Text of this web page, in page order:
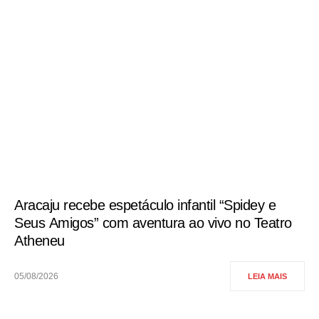
Aracaju recebe espetáculo infantil “Spidey e
Seus Amigos” com aventura ao vivo no Teatro
Atheneu
05/08/2026 LEIA MAIS